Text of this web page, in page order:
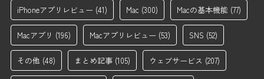
iPhoneアプリレビュー (41) Mac (300) Macの基本機能 (77)
Macアプリ (196) Macアプリレビュー (53) SNS (52)
その他 (48) まとめ記事 (105) ウェブサービス (207)